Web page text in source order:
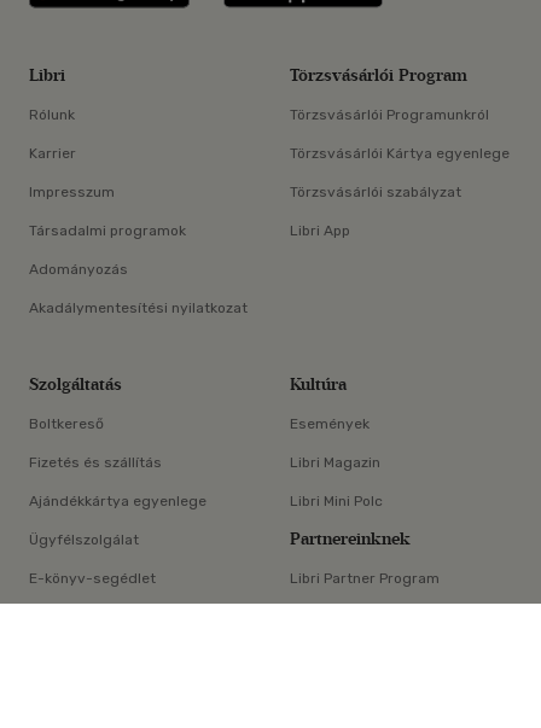
×
Libri
Rólunk
Karrier
Impresszum
Társadalmi programok
Adományozás
Akadálymentesítési nyilatkozat
Törzsvásárlói Program
Törzsvásárlói Programunkról
Törzsvásárlói Kártya egyenlege
Törzsvásárlói szabályzat
Libri App
Szolgáltatás
Boltkereső
Fizetés és szállítás
Ajándékkártya egyenlege
Ügyfélszolgálat
E-könyv-segédlet
Kultúra
Események
Libri Magazin
Libri Mini Polc
Partnereinknek
Libri Partner Program